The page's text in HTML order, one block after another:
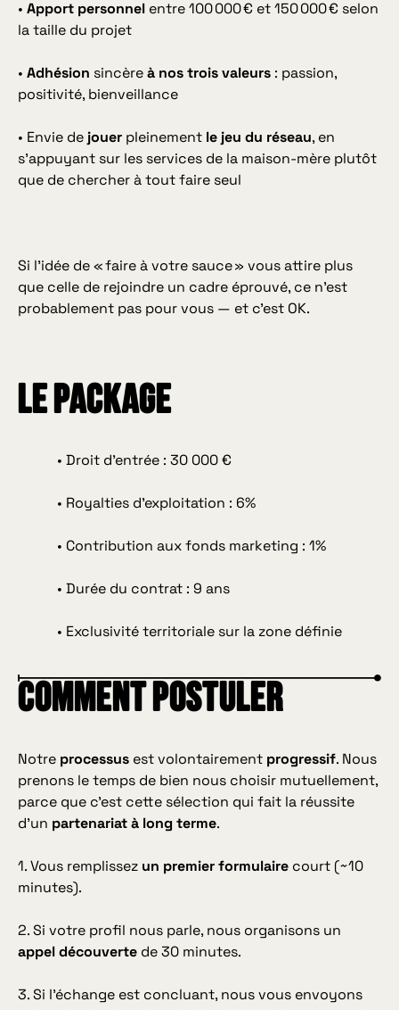
• Apport personnel entre 100 000 € et 150 000 € selon
la taille du projet
• Adhésion sincèreà nos trois valeurs: passion,
positivité, bienveillance
• Envie de jouerpleinement le jeu du réseau, en
s’appuyant sur les services de la maison-mère plutôt
que de chercher à tout faire seul
Si l’idée de « faire à votre sauce » vous attire plus
que celle de rejoindre un cadre éprouvé, ce n’est
probablement pas pour vous — et c’est OK.
le package
• Droit d'entrée : 30 000 €
• Royalties d'exploitation : 6%
• Contribution aux fonds marketing : 1%
• Durée du contrat : 9 ans
• Exclusivité territoriale sur la zone définie
comment postuler
Notre processusest volontairement progressif. Nous
prenons le temps de bien nous choisir mutuellement,
parce que c’est cette sélection qui fait la réussite
d’un partenariat à long terme.
1. Vous remplissez un premier formulairecourt (~10
minutes).
2. Si votre profil nous parle, nous organisons un
appel découvertede 30 minutes.
3. Si l’échange est concluant, nous vous envoyons